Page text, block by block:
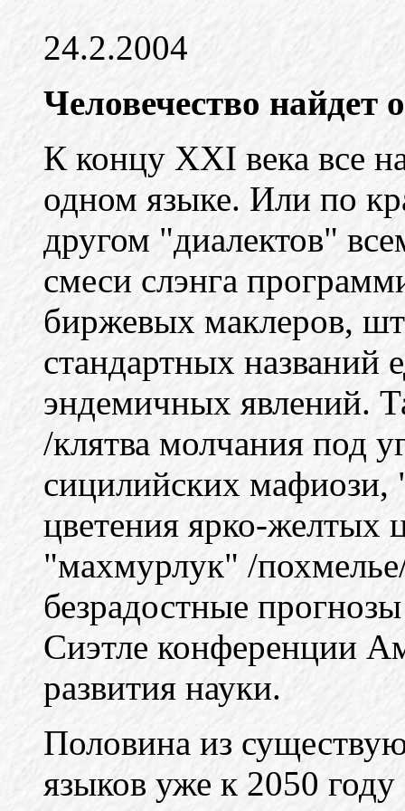
24.2.2004
Человечество найдет
К концу ХХI века все
одном языке. Или по
другом "диалектов"
смеси слэнга
биржевых маклеров,
стандартных названий
эндемичных явлений.
/клятва молчания под
сицилийских мафиози,
цветения ярко-желтых
"махмурлук" /
безрадостные
Сиэтле конференции
развития науки.
Половина из
языков уже к 2050